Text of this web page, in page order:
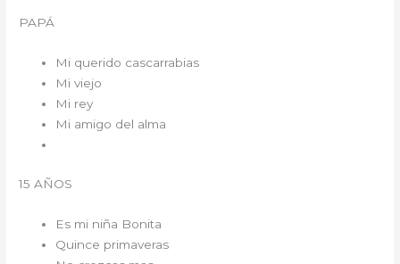
PAPÁ
Mi querido cascarrabias
Mi viejo
Mi rey
Mi amigo del alma
15 AÑOS
Es mi niña Bonita
Quince primaveras